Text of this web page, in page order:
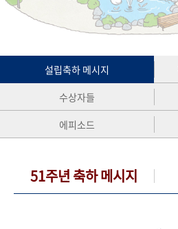
세계와 함께 한 KIHASA
VR 역사관
설립축하 메시지
수상자들
에피소드
51주년 축하 메시지